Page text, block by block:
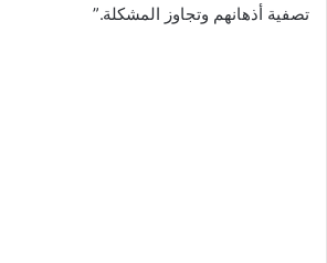
تصفية أذهانهم وتجاوز المشكلة.”